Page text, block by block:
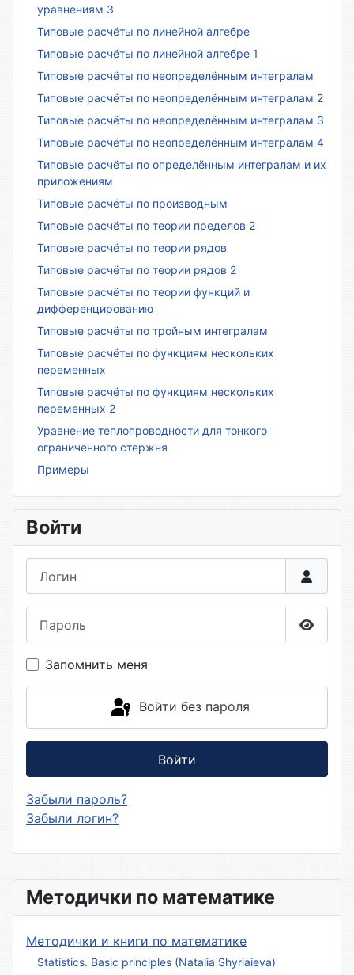
Методички по математике
Методички и книги по математике
Statistics. Basic principles (Natalia Shyriaieva)
уравнениям 3
Типовые расчёты по линейной алгебре
Типовые расчёты по линейной алгебре 1
Типовые расчёты по неопределённым интегралам
Типовые расчёты по неопределённым интегралам 2
Типовые расчёты по неопределённым интегралам 3
Типовые расчёты по неопределённым интегралам 4
Типовые расчёты по определённым интегралам и их
приложениям
Типовые расчёты по производным
Типовые расчёты по теории пределов 2
Типовые расчёты по теории рядов
Типовые расчёты по теории рядов 2
Типовые расчёты по теории функций и
дифференцированию
Типовые расчёты по тройным интегралам
Типовые расчёты по функциям нескольких
переменных
Типовые расчёты по функциям нескольких
переменных 2
Уравнение теплопроводности для тонкого
ограниченного стержня
Примеры
Войти
Запомнить меня
Войти без пароля
Войти
Забыли пароль?
Забыли логин?